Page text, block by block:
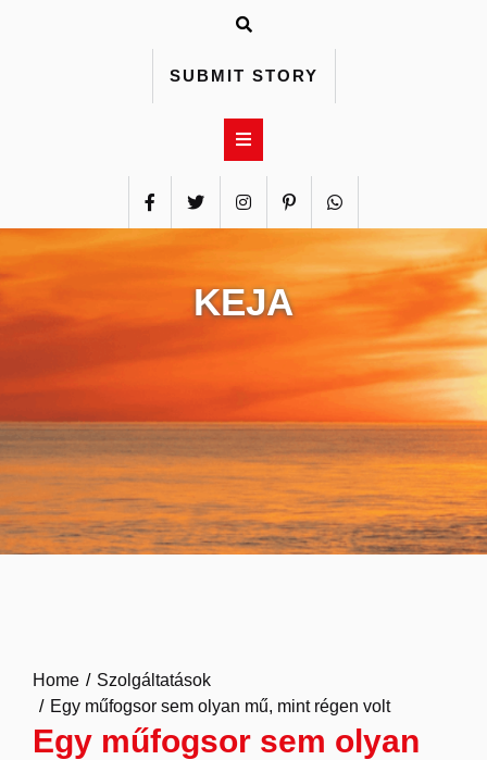
SUBMIT STORY
KEJA
Home
Szolgáltatások
Egy műfogsor sem olyan mű, mint régen volt
Egy műfogsor sem olyan